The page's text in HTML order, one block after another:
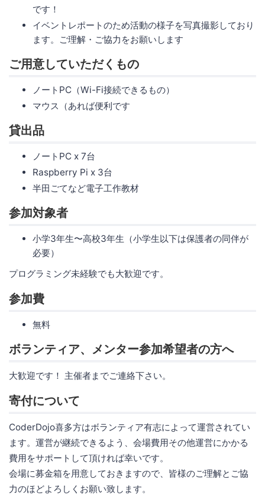
です！
イベントレポートのため活動の様子を写真撮影しており
ます。ご理解・ご協力をお願いします
ご用意していただくもの
ノートPC（Wi-Fi接続できるもの）
マウス（あれば便利です
貸出品
ノートPC x 7台
Raspberry Pi x 3台
半田ごてなど電子工作教材
参加対象者
小学3年生〜高校3年生（小学生以下は保護者の同伴が
必要）
プログラミング未経験でも大歓迎です。
参加費
無料
ボランティア、メンター参加希望者の方へ
大歓迎です！ 主催者までご連絡下さい。
寄付について
CoderDojo喜多方はボランティア有志によって運営されてい
ます。運営が継続できるよう、会場費用その他運営にかかる
費用をサポートして頂ければ幸いです。
会場に募金箱を用意しておきますので、皆様のご理解とご協
力のほどよろしくお願い致します。